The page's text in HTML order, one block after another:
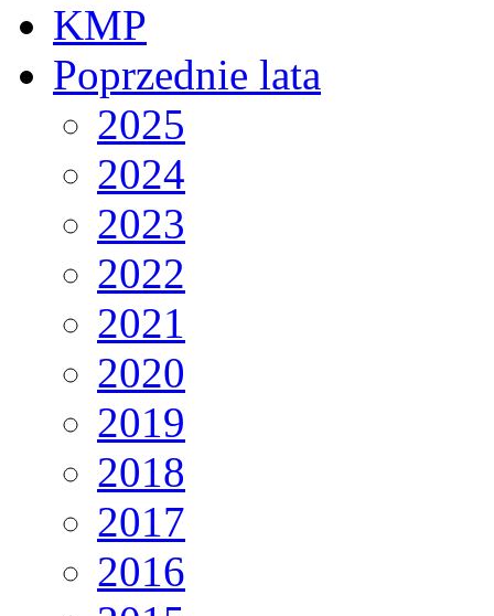
KMP
Poprzednie lata
2025
2024
2023
2022
2021
2020
2019
2018
2017
2016